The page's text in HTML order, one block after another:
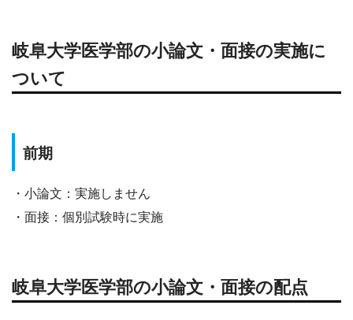
岐阜大学医学部の小論文・面接の実施に
ついて
前期
・小論文：実施しません
・面接：個別試験時に実施
岐阜大学医学部の小論文・面接の配点